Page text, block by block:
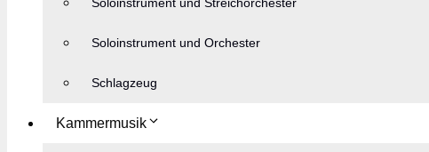
Soloinstrument und Orchester
Schlagzeug
Kammermusik